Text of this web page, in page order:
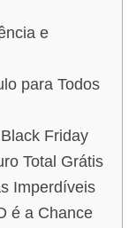
e
para Todos
Friday
Total Grátis
Imperdíveis
é a Chance